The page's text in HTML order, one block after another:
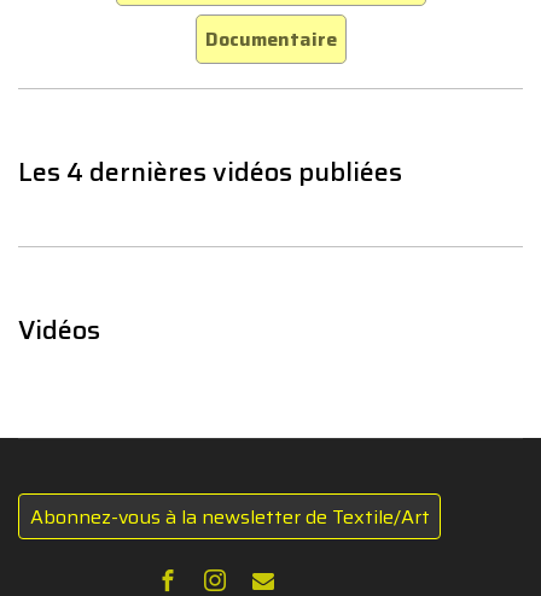
Documentaire
Les 4 dernières vidéos publiées
Vidéos
Abonnez-vous à la newsletter de Textile/Art